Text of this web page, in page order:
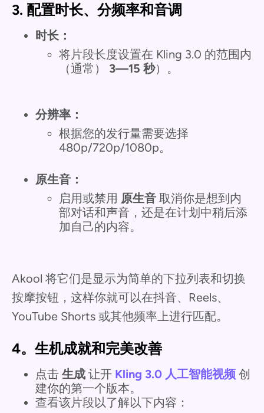
3. 配置时长、分频率和音调
时长：
将片段长度设置在 Kling 3.0 的范围内
（通常） 3—15 秒）。
分辨率：
根据您的发行量需要选择
480p/720p/1080p。
原生音：
启用或禁用 原生音 取消你是想到内
部对话和声音，还是在计划中稍后添
加自己的内容。
Akool 将它们是显示为简单的下拉列表和切换
按摩按钮，这样你就可以在抖音、Reels、
YouTube Shorts 或其他频率上进行匹配。
4。生机成就和完美改善
点击 生成 让开 Kling 3.0 人工智能视频 创
建你的第一个版本。
查看该片段以了解以下内容：